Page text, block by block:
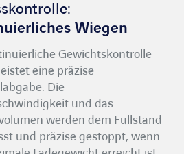
Wiegen
Gewichtskontrolle
eine präzise
Die
und das
werden dem Füllstand
und präzise gestoppt, wenn